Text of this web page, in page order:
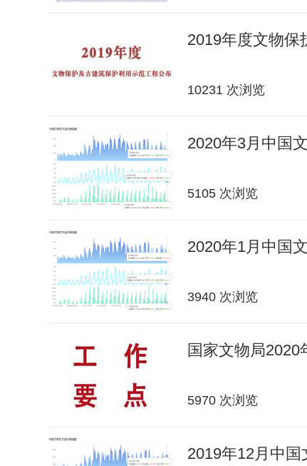
2019年度文物保
10231 次浏览
2020年3月中国
5105 次浏览
2020年1月中国
3940 次浏览
国家文物局2020
5970 次浏览
2019年12月中